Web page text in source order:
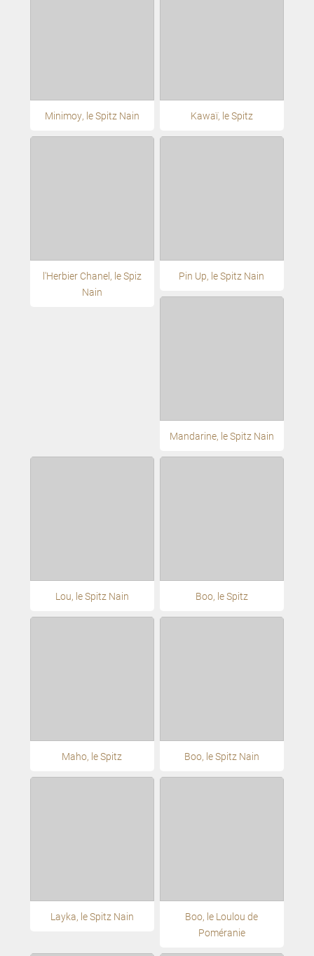
Minimoy, le Spitz Nain Kawaï, le Spitz
l'Herbier Chanel, le Spiz
Nain
Pin Up, le Spitz Nain
Mandarine, le Spitz Nain
Lou, le Spitz Nain Boo, le Spitz
Maho, le Spitz Boo, le Spitz Nain
Layka, le Spitz Nain
Boo, le Loulou de
Poméranie